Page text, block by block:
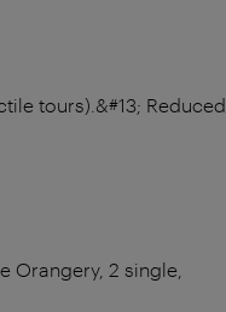
tours).&#13; Reduced
Orangery, 2 single,